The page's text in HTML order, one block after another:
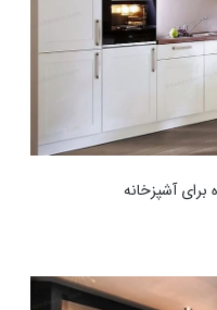
آشپزخانه